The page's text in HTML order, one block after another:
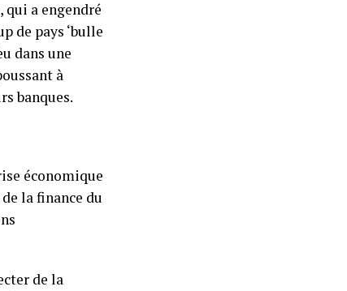
qui a engendré
de pays ‘bulle
dans une
à
banques.
économique
la finance du
de la